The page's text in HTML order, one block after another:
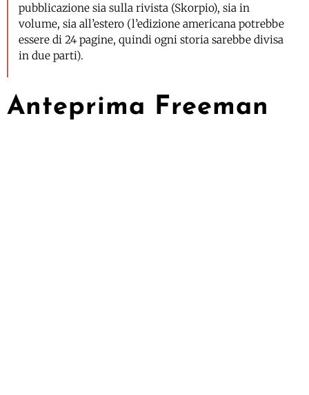
pubblicazione sia sulla rivista (Skorpio), sia in
volume, sia all’estero (l’edizione americana potrebbe
essere di 24 pagine, quindi ogni storia sarebbe divisa
in due parti).
Anteprima Freeman